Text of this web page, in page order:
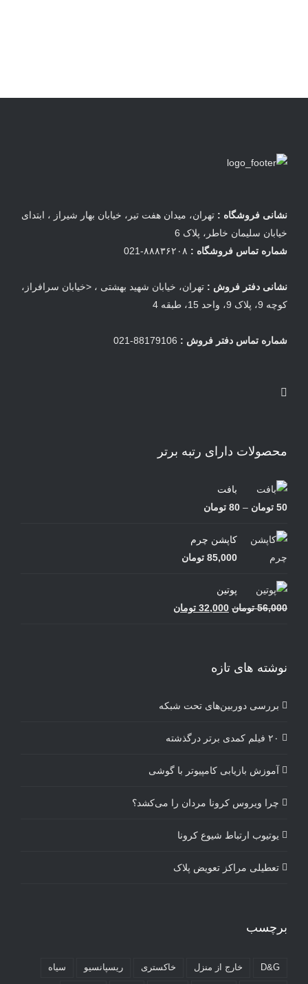
نشانی فروشگاه : تهران، میدان هفت تیر، خیابان بهار شیراز ، ابتدای
خیابان سلیمان خاطر، پلاک 6
شماره تماس فروشگاه :
نشانی دفتر فروش : تهران، خیابان شهید بهشتی ، <خیابان سرافراز،
کوچه 9، پلاک 9، واحد 15، طبقه 4
شماره تماس دفتر فروش :
محصولات دارای رتبه برتر
بافت
50 تومان –
80 تومان
50 تومان
تا
کاپشن چرم
85,000 تومان
پوتین
56,000 تومان قیمت
بود.
32,000 تومان
نوشته های تازه
بررسی دوربین‌های تحت شبکه
۲۰ فیلم کمدی برتر درگذشته
آموزش بازیابی کامپیوتر با گوشی
چرا ویروس کرونا مردان را می‌کشد؟
یوتیوب ارتباط شیوع کرونا
تعطیلی مراکز تعویض پلاک
برچسب
D&G خارج از منزل خاکستری ریسپانسیو سیاه